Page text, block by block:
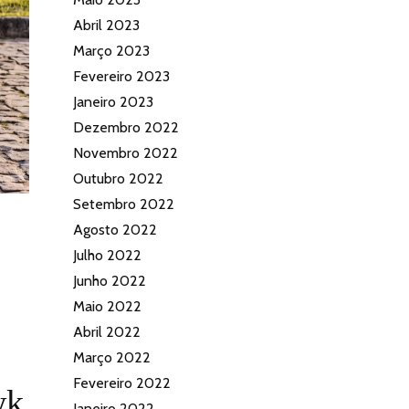
Abril 2023
Março 2023
Fevereiro 2023
Janeiro 2023
Dezembro 2022
Novembro 2022
Outubro 2022
Setembro 2022
Agosto 2022
Julho 2022
Junho 2022
Maio 2022
Abril 2022
Março 2022
Fevereiro 2022